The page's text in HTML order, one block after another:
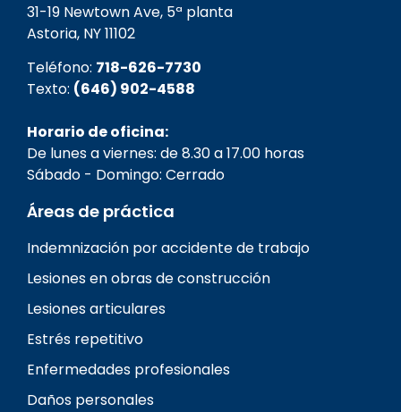
31-19 Newtown Ave, 5ª planta
Astoria, NY 11102
Teléfono: 718-626-7730
Texto: (646) 902-4588
Horario de oficina:
De lunes a viernes: de 8.30 a 17.00 horas
Sábado - Domingo: Cerrado
Áreas de práctica
Indemnización por accidente de trabajo
Lesiones en obras de construcción
Lesiones articulares
Estrés repetitivo
Enfermedades profesionales
Daños personales